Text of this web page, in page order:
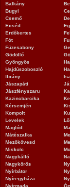
Balkány
Bugyi
Csemő
Ecséd
Erdőkertes
Fót
Füzesabony
Gödöllő
Gyöngyös
Hajdúszoboszló
Ibrány
Jászapáti
Jászfényszaru
Kazincbarcika
Kérsemjén
Kompolt
Levelek
Maglód
Mátészalka
Mezőkövesd
Miskolc
Nagykálló
Nagykőrös
Nyírbátor
Nyíregyháza
Nyírmada